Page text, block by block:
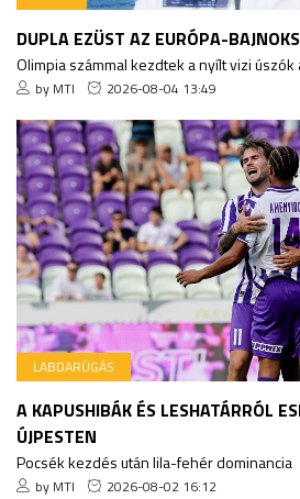
DUPLA EZÜST AZ EURÓPA-
Olimpia számmal kezdtek a nyílt vizi úszók
by MTI 2026-08-04 13:49
LABDARÚGÁS
A KAPUSHIBÁK ÉS LESHATÁRRÓL
ÚJPESTEN
Pocsék kezdés után lila-fehér dominancia
by MTI 2026-08-02 16:12